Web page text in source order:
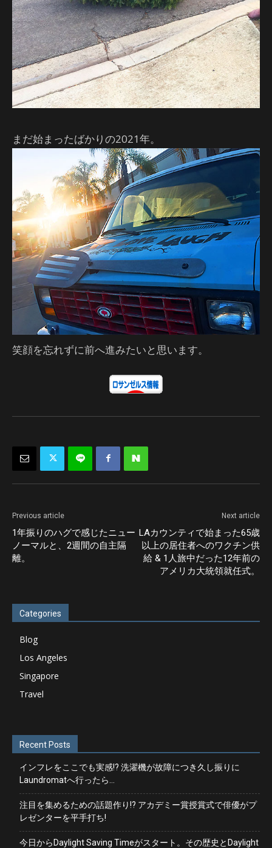
まだ始まったばかりの2021年。
笑顔を忘れずに前へ進みたいと思います。
Previous article
1年振りのハグで感じたニュー
ノーマルと、2週間の自主隔
離。
Next article
LAカウンティで始まった65歳
以上の居住者へのワクチン供
給 & 1人旅中だった12年前の
アメリカ大統領就任式。
Categories
Blog
Los Angeles
Singapore
Travel
Recent Posts
インフレをここでも実感!? 洗濯機が故障につき久し振りに
Laundromatへ行ったら…
注目を集めるための話題作り!? アカデミー賞授賞式で俳優がプ
レゼンターを平手打ち!
今日からDaylight Saving Timeがスタート。その歴史とDaylight